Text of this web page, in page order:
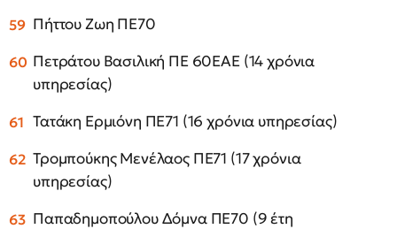
Πήττου Ζωη ΠΕ70
Πετράτου Βασιλική ΠΕ 60ΕΑΕ (14 χρόνια
υπηρεσίας)
Τατάκη Ερμιόνη ΠΕ71 (16 χρόνια υπηρεσίας)
Τρομπούκης Μενέλαος ΠΕ71 (17 χρόνια
υπηρεσίας)
Παπαδημοπούλου Δόμνα ΠΕ70 (9 έτη